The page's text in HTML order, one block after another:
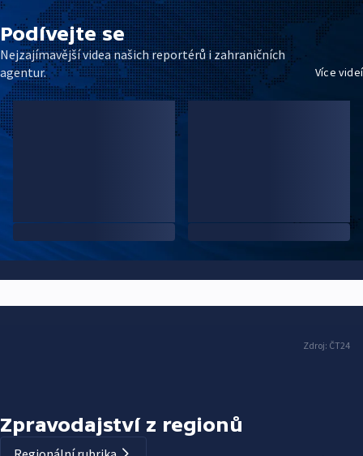
Podívejte se
Nejzajímavější videa našich reportérů i zahraničních
agentur.
Více videí
Zdroj: ČT24
Zpravodajství z regionů